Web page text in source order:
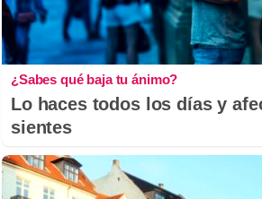
¿Sabes qué baja tu ánimo?
Lo haces todos los días y
sientes